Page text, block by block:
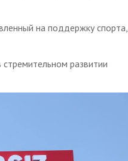
на поддержку спорта,
развитии